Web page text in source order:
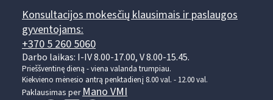
Konsultacijos mokesčių klausimais ir paslaugos
gyventojams:
+370 5 260 5060
Darbo laikas: I-IV 8.00-17.00, V 8.00-15.45.
Prieššventinę dieną - viena valanda trumpiau.
Kiekvieno mėnesio antrą penktadienį 8.00 val. - 12.00 val.
Paklausimas per Mano VMI